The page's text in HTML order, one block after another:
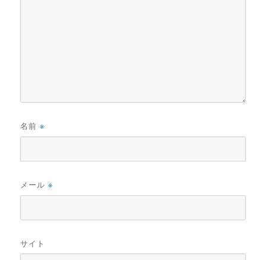
名前※
メール※
サイト